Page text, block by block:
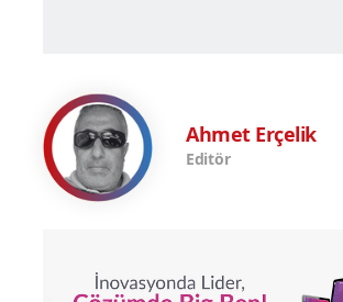
Ahmet Erçelik
Editör